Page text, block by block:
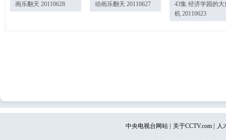
画乐翻天 20110628
动画乐翻天 20110627
43集 经济学园的大
机 20110623
中央电视台网站 关于CCTV.com 人